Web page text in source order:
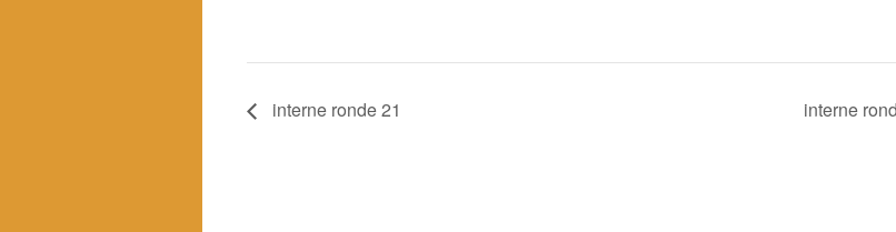
interne ronde 21 interne